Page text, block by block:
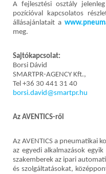
A fejlesztési osztály
pozícióval kapcsolatos
állásajánlatait a
meg.
Sajtókapcsolat:
Borsi Dávid
SMARTPR-AGENCY Kft.,
Tel +36 30 441 31 40
borsi.david@smartpr.hu
Az AVENTICS-ről
Az AVENTICS a pneumatikai
az egyedi alkalmazások
szakemberek az ipari
és szolgáltatásokat,